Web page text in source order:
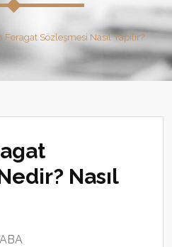
Feragat Sözleşmesi Nasıl Yapılır?
Nasıl